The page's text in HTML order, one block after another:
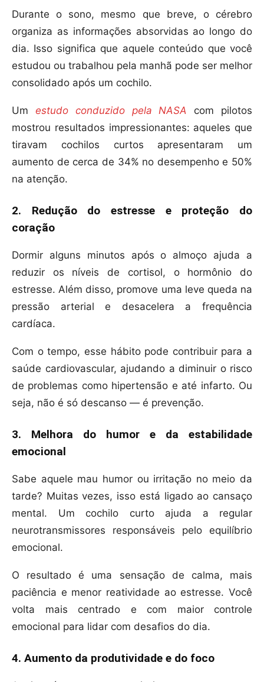
Durante o sono, mesmo que breve, o cérebro
organiza as informações absorvidas ao longo do
dia. Isso significa que aquele conteúdo que você
estudou ou trabalhou pela manhã pode ser melhor
consolidado após um cochilo.
Um estudo conduzido pela NASA com pilotos
mostrou resultados impressionantes: aqueles que
tiravam cochilos curtos apresentaram um
aumento de cerca de 34% no desempenho e 50%
na atenção.
2. Redução do estresse e proteção do
coração
Dormir alguns minutos após o almoço ajuda a
reduzir os níveis de cortisol, o hormônio do
estresse. Além disso, promove uma leve queda na
pressão arterial e desacelera a frequência
cardíaca.
Com o tempo, esse hábito pode contribuir para a
saúde cardiovascular, ajudando a diminuir o risco
de problemas como hipertensão e até infarto. Ou
seja, não é só descanso — é prevenção.
3. Melhora do humor e da estabilidade
emocional
Sabe aquele mau humor ou irritação no meio da
tarde? Muitas vezes, isso está ligado ao cansaço
mental. Um cochilo curto ajuda a regular
neurotransmissores responsáveis pelo equilíbrio
emocional.
O resultado é uma sensação de calma, mais
paciência e menor reatividade ao estresse. Você
volta mais centrado e com maior controle
emocional para lidar com desafios do dia.
4. Aumento da produtividade e do foco